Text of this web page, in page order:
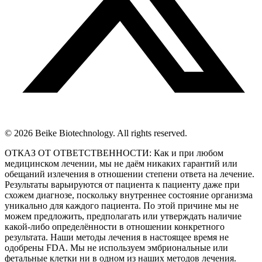
© 2026 Beike Biotechnology. All rights reserved.
ОТКАЗ ОТ ОТВЕТСТВЕННОСТИ: Как и при любом
медицинском лечении, мы не даём никаких гарантий или
обещаний излечения в отношении степени ответа на лечение.
Результаты варьируются от пациента к пациенту даже при
схожем диагнозе, поскольку внутреннее состояние организма
уникально для каждого пациента. По этой причине мы не
можем предложить, предполагать или утверждать наличие
какой-либо определённости в отношении конкретного
результата. Наши методы лечения в настоящее время не
одобрены FDA. Мы не используем эмбриональные или
фетальные клетки ни в одном из наших методов лечения.